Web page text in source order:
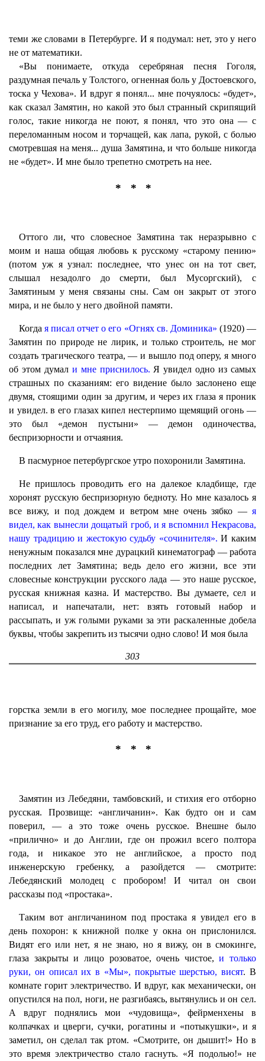
теми же словами в Петербурге. И я подумал: нет, это у него
не от математики.
«Вы понимаете, откуда серебряная песня Гоголя,
раздумная печаль у Толстого, огненная боль у Достоевского,
тоска у Чехова». И вдруг я понял... мне почуялось: «будет»,
как сказал Замятин, но какой это был странный скрипящий
голос, такие никогда не поют, я понял, что это она — с
переломанным носом и торчащей, как лапа, рукой, с болью
смотревшая на меня... душа Замятина, и что больше никогда
не «будет». И мне было трепетно смотреть на нее.
* * *
Оттого ли, что словесное Замятина так неразрывно с
моим и наша общая любовь к русскому «старому пению»
(потом уж я узнал: последнее, что унес он на тот свет,
слышал незадолго до смерти, был Мусоргский), с
Замятиным у меня связаны сны. Сам он закрыт от этого
мира, и не было у него двойной памяти.
Когда я писал отчет о его «Огнях св. Доминика» (1920) —
Замятин по природе не лирик, и только строитель, не мог
создать трагического театра, — и вышло под оперу, я много
об этом думал и мне приснилось. Я увидел одно из самых
страшных по сказаниям: его видение было заслонено еще
двумя, стоящими один за другим, и через их глаза я проник
и увидел. в его глазах кипел нестерпимо щемящий огонь —
это был «демон пустыни» — демон одиночества,
беспризорности и отчаяния.
В пасмурное петербургское утро похоронили Замятина.
Не пришлось проводить его на далекое кладбище, где
хоронят русскую беспризорную бедноту. Но мне казалось я
все вижу, и под дождем и ветром мне очень зябко — я
видел, как вынесли дощатый гроб, и я вспомнил Некрасова,
нашу традицию и жестокую судьбу «сочинителя». И каким
ненужным показался мне дурацкий кинематограф — работа
последних лет Замятина; ведь дело его жизни, все эти
словесные конструкции русского лада — это наше русское,
русская книжная казна. И мастерство. Вы думаете, сел и
написал, и напечатали, нет: взять готовый набор и
рассыпать, и уж голыми руками за эти раскаленные добела
буквы, чтобы закрепить из тысячи одно слово! И моя была
303
горстка земли в его могилу, мое последнее прощайте, мое
признание за его труд, его работу и мастерство.
* * *
Замятин из Лебедяни, тамбовский, и стихия его отборно
русская. Прозвище: «англичанин». Как будто он и сам
поверил, — а это тоже очень русское. Внешне было
«прилично» и до Англии, где он прожил всего полтора
года, и никакое это не английское, а просто под
инженерскую гребенку, а разойдется — смотрите:
Лебедянский молодец с пробором! И читал он свои
рассказы под «простака».
Таким вот англичанином под простака я увидел его в
день похорон: к книжной полке у окна он прислонился.
Видят его или нет, я не знаю, но я вижу, он в смокинге,
глаза закрыты и лицо розоватое, очень чистое,и только
руки, он описал их в «Мы», покрытые шерстью, висят. В
комнате горит электричество. И вдруг, как механически, он
опустился на пол, ноги, не разгибаясь, вытянулись и он сел.
А вдруг поднялись мои «чудовища», фейрменхены в
колпачках и цверги, сучки, рогатины и «потыкушки», и я
заметил, он сделал так ртом. «Смотрите, он дышит!» Но в
это время электричество стало гаснуть. «Я подолью!» не